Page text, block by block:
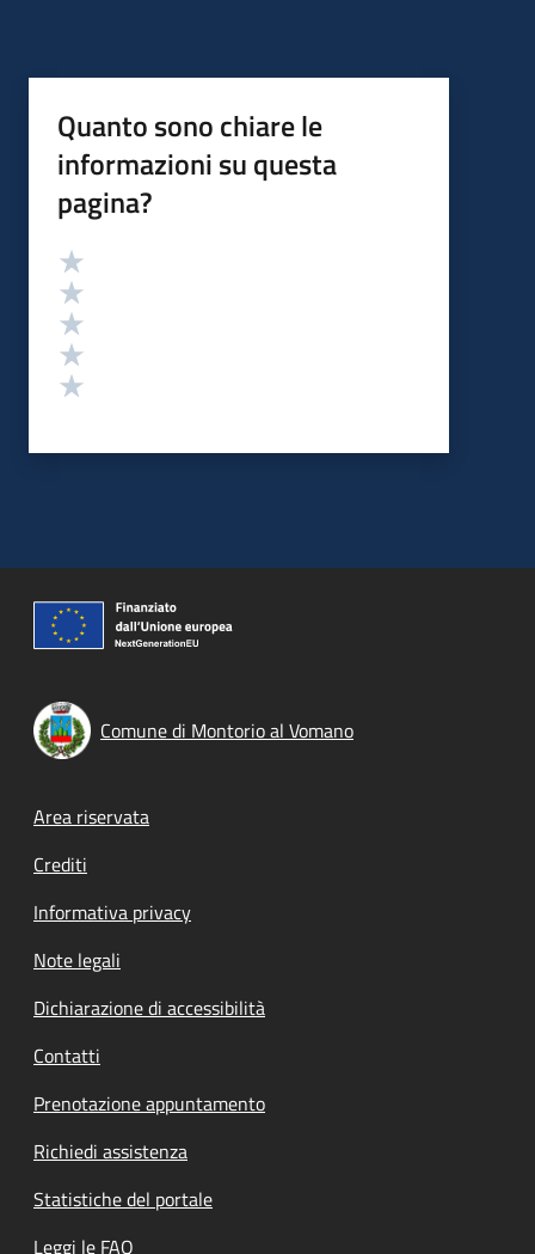
Quanto sono chiare le
informazioni su questa
pagina?
Valutazione
Comune di Montorio al Vomano
Footer menu
Area riservata
Crediti
Informativa privacy
Note legali
Dichiarazione di accessibilità
Contatti
Prenotazione appuntamento
Richiedi assistenza
Statistiche del portale
Leggi le FAQ